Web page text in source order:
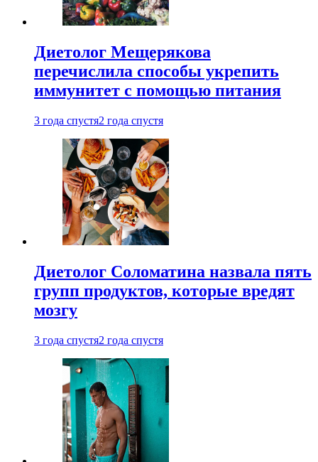
Диетолог Мещерякова
перечислила способы укрепить
иммунитет с помощью питания
3 года спустя2 года спустя
Диетолог Соломатина назвала пять
групп продуктов, которые вредят
мозгу
3 года спустя2 года спустя